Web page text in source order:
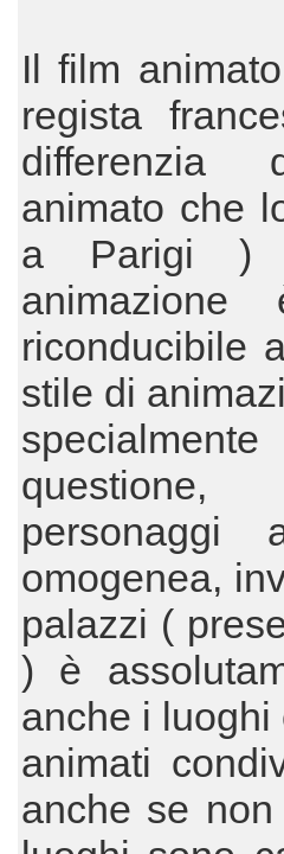
Il film
regista
differenzia
animato che
a Parigi )
riconducibile
stile di
questione,
personaggi
omogenea,
palazzi (
) è
anche i
animati
anche se